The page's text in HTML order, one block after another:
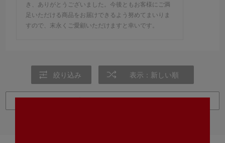
き、ありがとうございました。今後ともお客様にご満
足いただける商品をお届けできるよう努めてまいりま
すので、末永くご愛顧いただけますと幸いです。
絞り込み 表示：新しい順